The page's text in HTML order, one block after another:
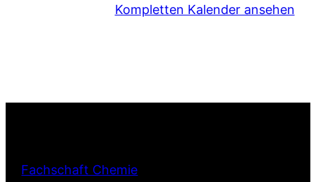
Kompletten Kalender ansehen
Fachschaft Chemie